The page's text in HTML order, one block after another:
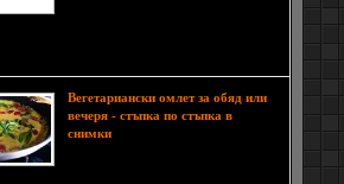
Вегетариански омлет за обяд или
вечеря - стъпка по стъпка в
снимкиЕдно от най-лесните ястия,